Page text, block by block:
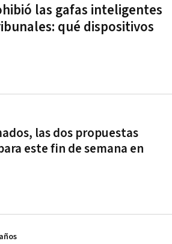
las gafas inteligentes
qué dispositivos
las dos propuestas
este fin de semana en